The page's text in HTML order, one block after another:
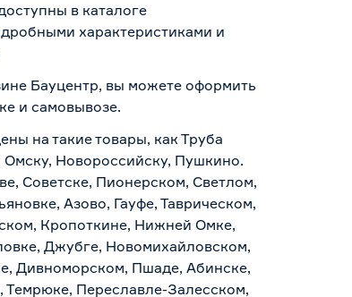
в каталоге
характеристиками и
Бауцентр, вы можете оформить
и самовывозе.
на такие товары, как Труба
Новороссийску, Пушкино.
Советске, Пионерском, Светлом,
Азово, Гауфе, Таврическом,
Кропоткине, Нижней Омке,
Джубге, Новомихайловском,
Дивноморском, Пшаде, Абинске,
Темрюке, Переславле-Залесском,